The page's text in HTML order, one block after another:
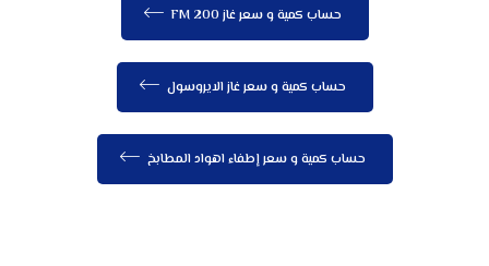
حساب كمية و سعر غاز FM 200
حساب كمية و سعر غاز الايروسول
حساب كمية و سعر إطفاء اهواد المطابخ